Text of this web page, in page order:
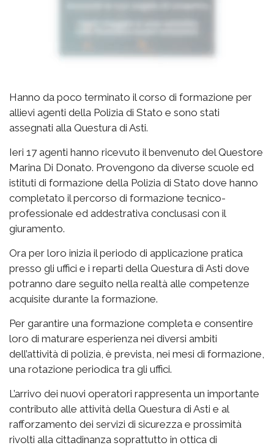
Hanno da poco terminato il corso di formazione per
allievi agenti della Polizia di Stato e sono stati
assegnati alla Questura di Asti.
Ieri 17 agenti hanno ricevuto il benvenuto del Questore
Marina Di Donato. Provengono da diverse scuole ed
istituti di formazione della Polizia di Stato dove hanno
completato il percorso di formazione tecnico-
professionale ed addestrativa conclusasi con il
giuramento.
Ora per loro inizia il periodo di applicazione pratica
presso gli uffici e i reparti della Questura di Asti dove
potranno dare seguito nella realtà alle competenze
acquisite durante la formazione.
Per garantire una formazione completa e consentire
loro di maturare esperienza nei diversi ambiti
dell’attività di polizia, è prevista, nei mesi di formazione,
una rotazione periodica tra gli uffici.
L’arrivo dei nuovi operatori rappresenta un importante
contributo alle attività della Questura di Asti e al
rafforzamento dei servizi di sicurezza e prossimità
rivolti alla cittadinanza soprattutto in ottica di